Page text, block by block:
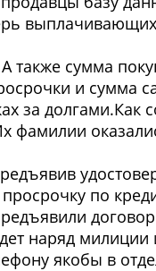
также сумма
и сумма
за
фамилии
по
договор
наряд милиции
якобы в